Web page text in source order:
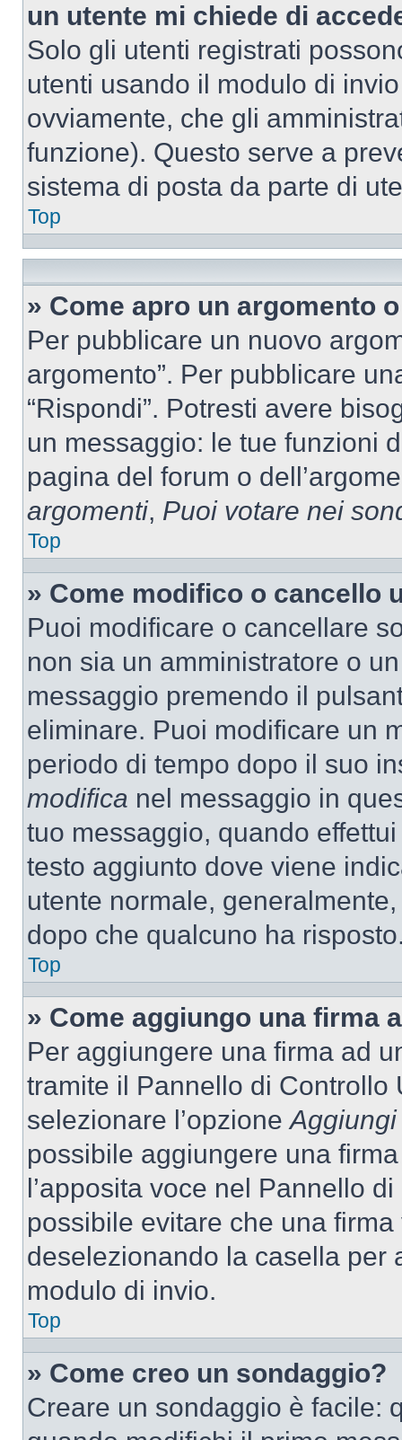
un utente mi chiede di
Solo gli utenti registrati
utenti usando il modulo di
ovviamente, che gli
funzione). Questo serve a
sistema di posta da parte di
Top
» Come apro un argomento
Per pubblicare un nuovo
argomento”. Per pubblicare
“Rispondi”. Potresti avere
un messaggio: le tue funzioni
pagina del forum o
argomenti, Puoi votare nei
Top
» Come modifico o cancello
Puoi modificare o cancellare
non sia un amministratore o
messaggio premendo il
eliminare. Puoi modificare un
periodo di tempo dopo il suo
modifica nel messaggio in
tuo messaggio, quando
testo aggiunto dove viene
utente normale,
dopo che qualcuno ha
Top
» Come aggiungo una firma
Per aggiungere una firma ad
tramite il Pannello di Controllo
selezionare l’opzione
possibile aggiungere una
l’apposita voce nel Pannello
possibile evitare che una
deselezionando la casella per
modulo di invio.
Top
» Come creo un sondaggio?
Creare un sondaggio è facile: